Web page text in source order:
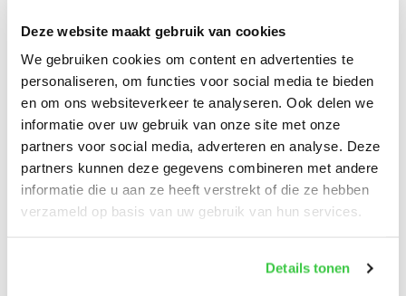
Deze website maakt gebruik van cookies
We gebruiken cookies om content en advertenties te
personaliseren, om functies voor social media te bieden
en om ons websiteverkeer te analyseren. Ook delen we
informatie over uw gebruik van onze site met onze
partners voor social media, adverteren en analyse. Deze
partners kunnen deze gegevens combineren met andere
informatie die u aan ze heeft verstrekt of die ze hebben
verzameld op basis van uw gebruik van hun services.
Details tonen
Vergelijk
Productomschrijving
Specificaties
Reviews